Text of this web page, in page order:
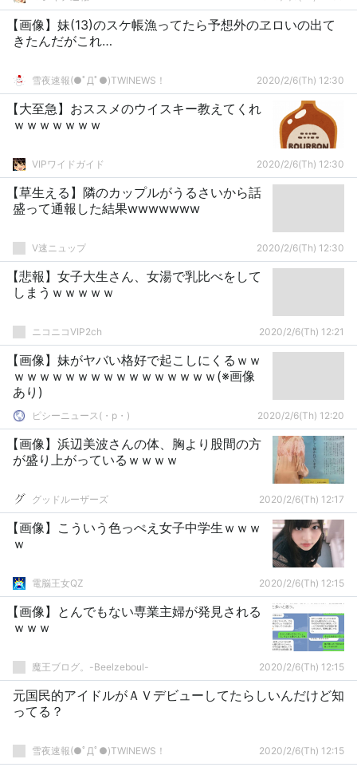
【画像】妹(13)のスケ帳漁ってたら予想外のヱロいの出て
きたんだがこれ…
雪夜速報(●ﾟДﾟ●)TWINEWS！ 2020/2/6(Th) 12:30
【大至急】おススメのウイスキー教えてくれ
ｗｗｗｗｗｗｗ
VIPワイドガイド 2020/2/6(Th) 12:30
【草生える】隣のカップルがうるさいから話
盛って通報した結果wwwwwww
V速ニュップ 2020/2/6(Th) 12:30
【悲報】女子大生さん、女湯で乳比べをして
しまうｗｗｗｗｗ
ニコニコVIP2ch 2020/2/6(Th) 12:21
【画像】妹がヤバい格好で起こしにくるｗｗ
ｗｗｗｗｗｗｗｗｗｗｗｗｗｗｗｗ(※画像
あり)
ピシーニュース(・p・)ゞ 2020/2/6(Th) 12:20
【画像】浜辺美波さんの体、胸より股間の方
が盛り上がっているｗｗｗｗ
グッドルーザーズ 2020/2/6(Th) 12:17
【画像】こういう色っぺえ女子中学生ｗｗｗ
ｗ
電脳王女QZ 2020/2/6(Th) 12:15
【画像】とんでもない専業主婦が発見される
ｗｗｗ
魔王ブログ。-Beelzeboul- 2020/2/6(Th) 12:15
元国民的アイドルがＡＶデビューしてたらしいんだけど知
ってる？
雪夜速報(●ﾟДﾟ●)TWINEWS！ 2020/2/6(Th) 12:15